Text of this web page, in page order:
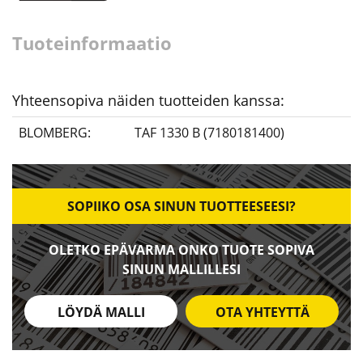
Tuoteinformaatio
Yhteensopiva näiden tuotteiden kanssa:
BLOMBERG: TAF 1330 B (7180181400)
SOPIIKO OSA SINUN TUOTTEESEESI?
OLETKO EPÄVARMA ONKO TUOTE SOPIVA
SINUN MALLILLESI
LÖYDÄ MALLI OTA YHTEYTTÄ